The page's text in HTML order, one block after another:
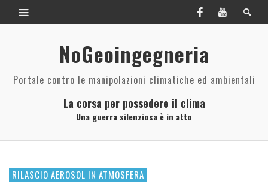
NoGeoingegneria
Portale contro le manipolazioni climatiche ed ambientali
La corsa per possedere il clima
Una guerra silenziosa è in atto
RILASCIO AEROSOL IN ATMOSFERA